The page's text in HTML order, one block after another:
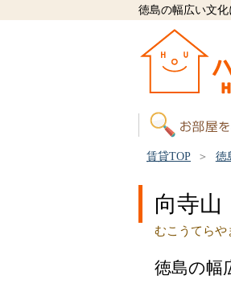
徳島の幅広い文化
賃貸TOP 徳
向寺山
むこうてらや
徳島の幅